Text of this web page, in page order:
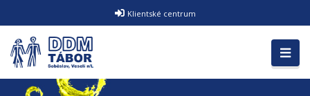
Klientské centrum